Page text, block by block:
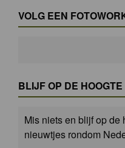
VOLG EEN
BLIJF OP DE HOOGTE
Mis niets en blijf op
nieuwtjes rondom